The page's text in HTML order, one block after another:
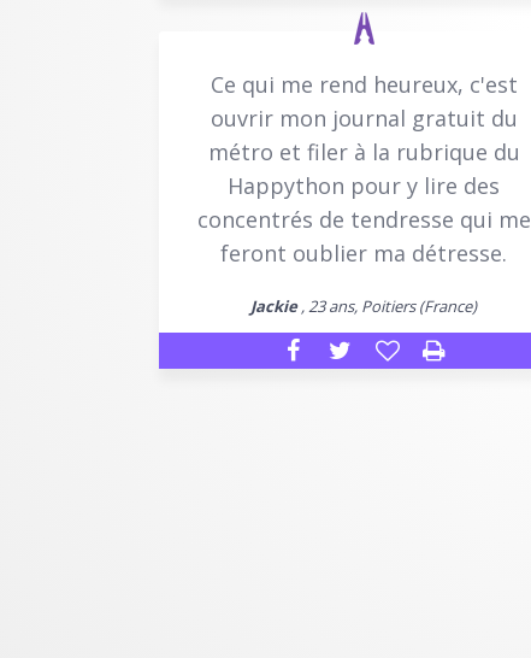
Ce qui me rend heureux, c'est
ouvrir mon journal gratuit du
métro et filer à la rubrique du
Happython pour y lire des
concentrés de tendresse qui me
feront oublier ma détresse.
Jackie, 23 ans, Poitiers (France)